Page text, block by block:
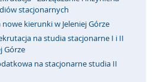
stacjonarnych
kierunki w Jeleniej Górze
na studia stacjonarne I i II
Górze
na stacjonarne studia II